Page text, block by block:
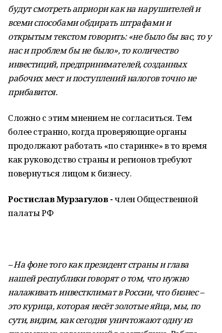
будут смотреть априори как на нарушителей и
всеми способами обдирать штрафами и
открытым текстом говорить: «не было бы вас, то у
нас и проблем бы не было», то количество
инвестиций, предпринимателей, созданных
рабочих мест и поступлений налогов точно не
прибавится.
Сложно с этим мнением не согласиться. Тем
более странно, когда проверяющие органы
продолжают работать «по старинке» в то время
как руководство страны и регионов требуют
повернуться лицом к бизнесу.
Ростислав Мурзагулов -член Общественной
палаты РФ
– На фоне того как президент страны и глава
нашей республики говорят о том, что нужно
налаживать инвестклимат в России, что бизнес –
это курица, которая несёт золотые яйца, мы, по
сути, видим, как сегодня уничтожают одну из